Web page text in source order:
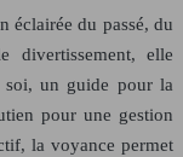
éclairée du passé, du
divertissement, elle
soi, un guide pour la
pour une gestion
la voyance permet